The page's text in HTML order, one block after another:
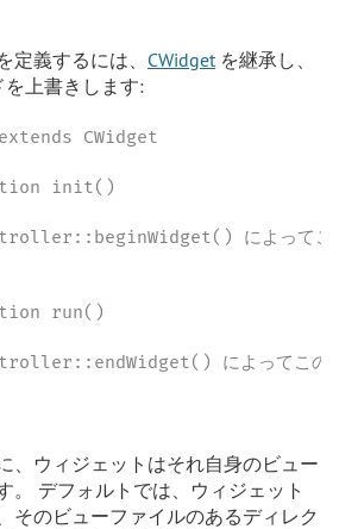
定義するには、 CWidget を継承し、
を上書きします:
CWidget
init()
によってこ
run()
によってこのメ
、ウィジェットはそれ自身のビュー
。 デフォルトでは、ウィジェット
そのビューファイルのあるディレク